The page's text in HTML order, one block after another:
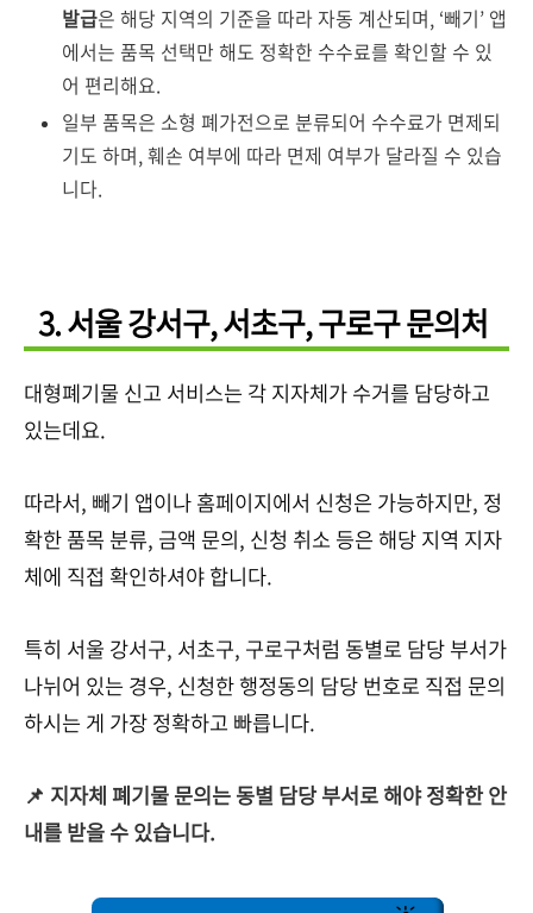
발급은 해당 지역의 기준을 따라 자동 계산되며, ‘빼기’ 앱
에서는 품목 선택만 해도 정확한 수수료를 확인할 수 있
어 편리해요.
일부 품목은 소형 폐가전으로 분류되어 수수료가 면제되
기도 하며, 훼손 여부에 따라 면제 여부가 달라질 수 있습
니다.
3. 서울 강서구, 서초구, 구로구 문의처
대형폐기물 신고 서비스는 각 지자체가 수거를 담당하고
있는데요.
따라서, 빼기 앱이나 홈페이지에서 신청은 가능하지만, 정
확한 품목 분류, 금액 문의, 신청 취소 등은 해당 지역 지자
체에 직접 확인하셔야 합니다.
특히 서울 강서구, 서초구, 구로구처럼 동별로 담당 부서가
나뉘어 있는 경우, 신청한 행정동의 담당 번호로 직접 문의
하시는 게 가장 정확하고 빠릅니다.
📌 지자체 폐기물 문의는 동별 담당 부서로 해야 정확한 안
내를 받을 수 있습니다.